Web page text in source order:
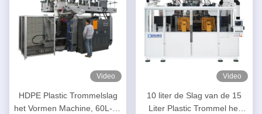
Video
HDPE Plastic Trommelslag
het Vormen Machine, 60L-de
Video
10 liter de Slag van de 15
Liter Plastic Trommel het